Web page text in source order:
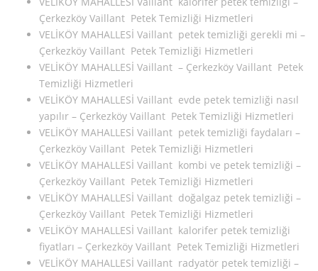
Çerkezköy Vaillant Petek Temizliği Hizmetleri
VELİKÖY MAHALLESİ Vaillant petek temizliği gerekli mi –
Çerkezköy Vaillant Petek Temizliği Hizmetleri
VELİKÖY MAHALLESİ Vaillant – Çerkezköy Vaillant Petek
Temizliği Hizmetleri
VELİKÖY MAHALLESİ Vaillant evde petek temizliği nasıl
yapılır – Çerkezköy Vaillant Petek Temizliği Hizmetleri
VELİKÖY MAHALLESİ Vaillant petek temizliği faydaları –
Çerkezköy Vaillant Petek Temizliği Hizmetleri
VELİKÖY MAHALLESİ Vaillant kombi ve petek temizliği –
Çerkezköy Vaillant Petek Temizliği Hizmetleri
VELİKÖY MAHALLESİ Vaillant doğalgaz petek temizliği –
Çerkezköy Vaillant Petek Temizliği Hizmetleri
VELİKÖY MAHALLESİ Vaillant kalorifer petek temizliği
fiyatları – Çerkezköy Vaillant Petek Temizliği Hizmetleri
VELİKÖY MAHALLESİ Vaillant radyatör petek temizliği –